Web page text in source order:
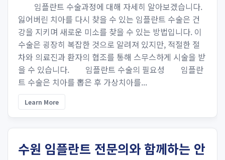
임플란트 수술과정에 대해 자세히 알아보겠습니다.
잃어버린 치아를 다시 찾을 수 있는 임플란트 수술은 건
강을 지키며 새로운 미소를 찾을 수 있는 방법입니다. 이
수술은 굉장히 복잡한 것으로 알려져 있지만, 적절한 절
차와 의료진과 환자의 협조를 통해 스무스하게 시술을 받
을 수 있습니다. 임플란트 수술의 필요성 임플란
트 수술은 치아를 뽑은 후 가상치아를...
Learn More
수원 임플란트 전문의와 함께하는 안